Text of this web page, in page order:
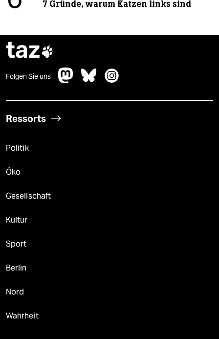
7 Gründe, warum Katzen links sind
taz
Folgen Sie uns
Ressorts
Politik
Öko
Gesellschaft
Kultur
Sport
Berlin
Nord
Wahrheit